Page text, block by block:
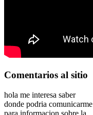
Comentarios al sitio
hola me interesa saber
donde podria comunicarme
para informacion sobre la